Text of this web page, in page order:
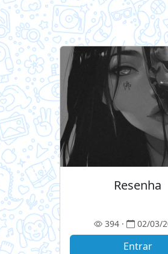
Resenha
394 · 02/03/
Entrar